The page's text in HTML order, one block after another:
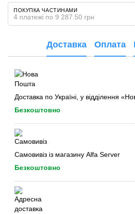
ПОКУПКА ЧАСТИНАМИ
4 платежі по 9 287.50 грн
Доставка Оплата
Доставка по Україні, у відділення
Безкоштовно
Самовивіз із магазину Alfa Server
Безкоштовно